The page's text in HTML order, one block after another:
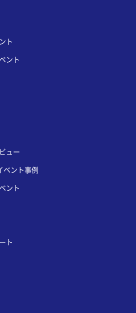
ト
ント
ュー
ベント事例
ント
ト